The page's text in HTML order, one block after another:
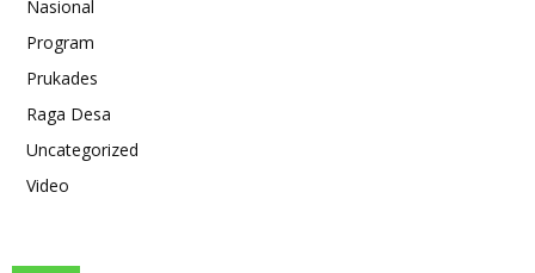
Nasional
Program
Prukades
Raga Desa
Uncategorized
Video